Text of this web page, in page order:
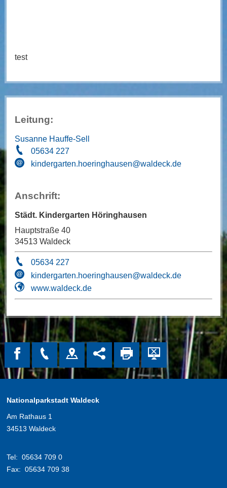
test
Leitung:
Susanne Hauffe-Sell
05634 227
kindergarten.hoeringhausen@waldeck.de
Anschrift:
Städt. Kindergarten Höringhausen
Hauptstraße 40
34513 Waldeck
05634 227
kindergarten.hoeringhausen@waldeck.de
www.waldeck.de
Nationalparkstadt Waldeck
Am Rathaus 1
34513 Waldeck
Tel: 05634 709 0
Fax: 05634 709 38